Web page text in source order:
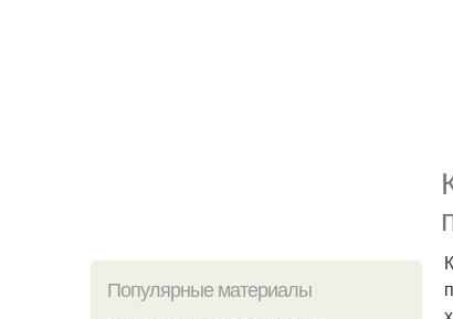
Популярные материалы